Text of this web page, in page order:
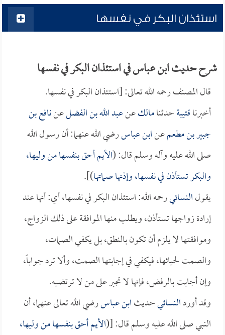
استئذان البكر في نفسها
شرح حديث ابن عباس في استئذان البكر في نفسها
قال المصنف رحمه الله تعالى: [استئذان البكر في نفسها.
أخبرناقتيبةحدثنامالكعنعبد الله بن الفضلعننافع بن
جبير بن مطعمعنابن عباسرضي الله عنهما: أن رسول الله
صلى الله عليه وآله وسلم قال: (الأيم أحق بنفسها من وليها،
والبكر تستأذن في نفسها، وإذنها صماتها)].
يقولالنسائيرحمه الله: استئذان البكر في نفسها، أي: أنها عند
إرادة زواجها تستأذن، ويطلب منها الموافقة على ذلك الزواج،
وموافقتها لا يلزم أن تكون بالنطق، بل يكفي الصمات،
والصمت لحيائها، فيكفي في إجابتها الصمت، وألا ترد جواباً،
وإن أجابت بالرفض، فإنها لا تجبر على من لا ترتضيه.
وقد أوردالنسائيحديثابن عباسرضي الله تعالى عنهما، أن
النبي صلى الله عليه وسلم قال: [(الأيم أحق بنفسها من وليها،